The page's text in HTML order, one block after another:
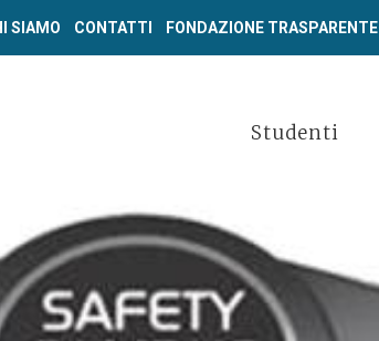
SIAMO CONTATTI FONDAZIONE TRASPARENTE
Studenti